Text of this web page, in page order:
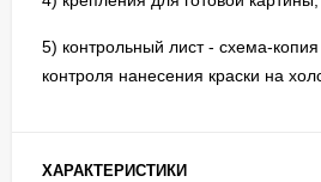
5) контрольный лист - схема-
контроля нанесения краски на
ХАРАКТЕРИСТИКИ